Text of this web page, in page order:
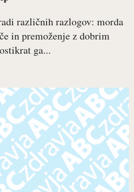
različnih razlogov: morda
in premoženje z dobrim
ga...